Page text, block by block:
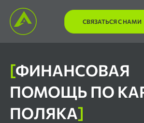
СВЯЗАТЬСЯ С НАМИ
[ФИНАНСОВАЯ
ПОМОЩЬ ПО
ПОЛЯКА]